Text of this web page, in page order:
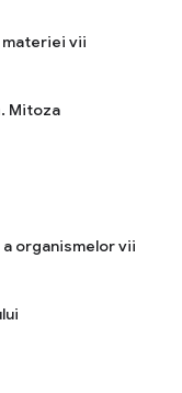
vii
Mitoza
organismelor vii